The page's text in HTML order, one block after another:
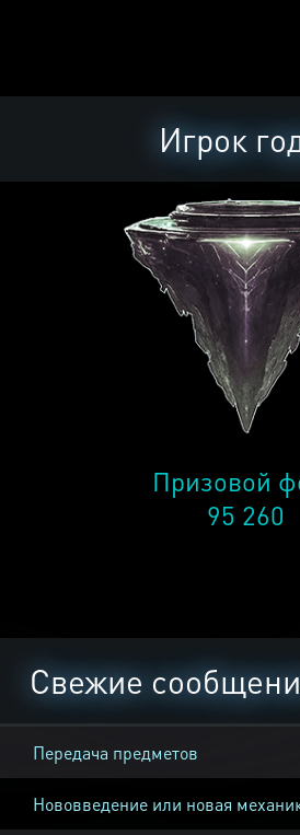
Игрок
Призовой
95 260
Свежие
Передача предметов
Нововведение или новая